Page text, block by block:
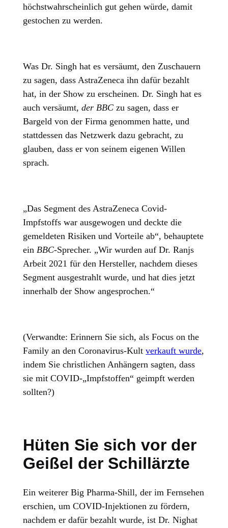
höchstwahrscheinlich gut gehen würde, damit
gestochen zu werden.
Was Dr. Singh hat es versäumt, den Zuschauern
zu sagen, dass AstraZeneca ihn dafür bezahlt
hat, in der Show zu erscheinen. Dr. Singh hat es
auch versäumt,der BBCzu sagen, dass er
Bargeld von der Firma genommen hatte, und
stattdessen das Netzwerk dazu gebracht, zu
glauben, dass er von seinem eigenen Willen
sprach.
„Das Segment des AstraZeneca Covid-
Impfstoffs war ausgewogen und deckte die
gemeldeten Risiken und Vorteile ab“, behauptete
einBBC-Sprecher. „Wir wurden auf Dr. Ranjs
Arbeit 2021 für den Hersteller, nachdem dieses
Segment ausgestrahlt wurde, und hat dies jetzt
innerhalb der Show angesprochen.“
(Verwandte: Erinnern Sie sich, als Focus on the
Family an den Coronavirus-Kultverkauft wurde,
indem Sie christlichen Anhängern sagten, dass
sie mit COVID-„Impfstoffen“ geimpft werden
sollten?)
Hüten Sie sich vor der
Geißel der Schillärzte
Ein weiterer Big Pharma-Shill, der im Fernsehen
erschien, um COVID-Injektionen zu fördern,
nachdem er dafür bezahlt wurde, ist Dr. Nighat